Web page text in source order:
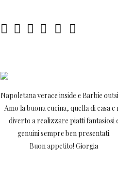
Napoletana verace inside e Barbie
Amo la buona cucina, quella di casa e
diverto a realizzare piatti fantasiosi
genuini sempre ben presentati.
Buon appetito! Giorgia